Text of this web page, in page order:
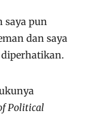
saya pun
dan saya
Political